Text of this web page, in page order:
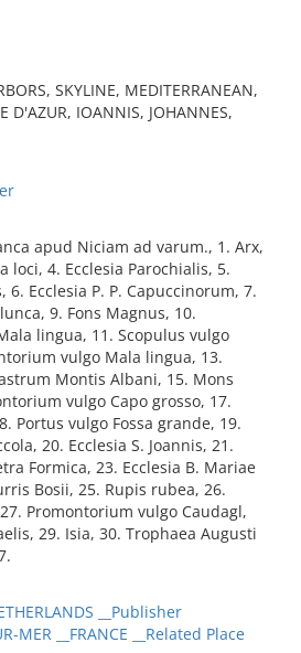
SKYLINE, MEDITERRANEAN,
D'AZUR, IOANNIS, JOHANNES,
apud Niciam ad varum., 1. Arx,
loci, 4. Ecclesia Parochialis, 5.
Ecclesia P. P. Capuccinorum, 7.
9. Fons Magnus, 10.
lingua, 11. Scopulus vulgo
vulgo Mala lingua, 13.
Montis Albani, 15. Mons
vulgo Capo grosso, 17.
Portus vulgo Fossa grande, 19.
20. Ecclesia S. Joannis, 21.
Formica, 23. Ecclesia B. Mariae
Bosii, 25. Rupis rubea, 26.
Promontorium vulgo Caudagl,
29. Isia, 30. Trophaea Augusti
__Publisher
MER __FRANCE __Related Place